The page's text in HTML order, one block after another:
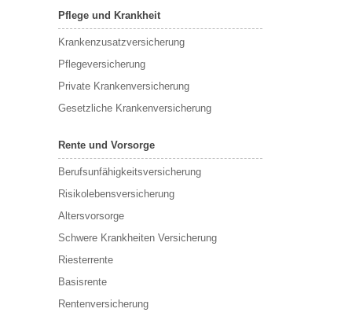
Pflege und Krankheit
Krankenzusatzversicherung
Pflegeversicherung
Private Krankenversicherung
Gesetzliche Krankenversicherung
Rente und Vorsorge
Berufs­unfähigkeitsversicherung
Risikolebensversicherung
Altersvorsorge
Schwere Krankheiten Versicherung
Riesterrente
Basisrente
Rentenversicherung